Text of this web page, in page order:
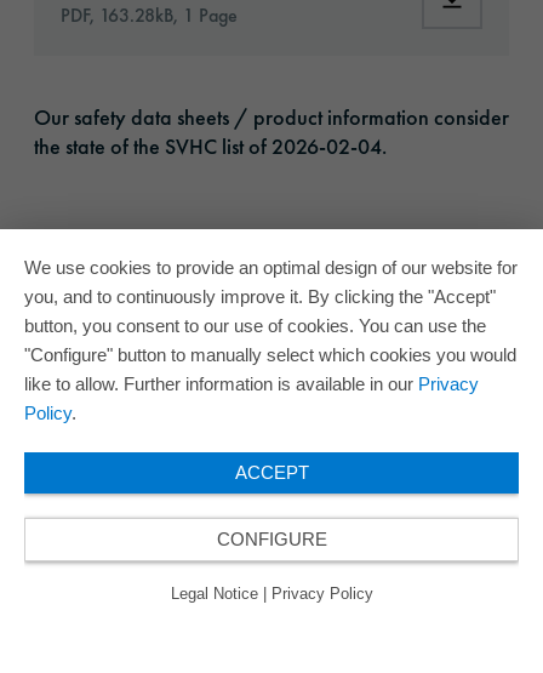
PDF, 163.28kB, 1 Page
Our safety data sheets / product information consider
the state of the SVHC list of 2026-02-04.
We use cookies to provide an optimal design of our website for
you, and to continuously improve it. By clicking the "Accept"
button, you consent to our use of cookies. You can use the
"Configure" button to manually select which cookies you would
like to allow. Further information is available in our Privacy
Policy.
ACCEPT
CONFIGURE
Legal Notice Privacy Policy